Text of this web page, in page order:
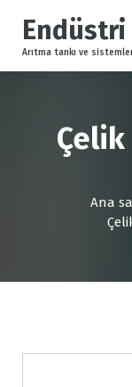
r
Endüstri
Arıtma tankı ve
Ana